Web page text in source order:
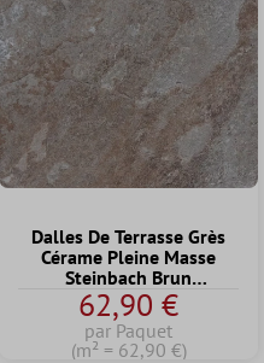
Dalles De Terrasse Grès
Cérame Pleine Masse
Steinbach Brun
100x100x2 cm
62,90 €
par Paquet
(m² = 62,90 €)